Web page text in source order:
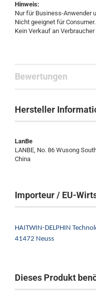
Hinweis:
Nur für Business-Anwender
Nicht geeignet für Consumer.
Kein Verkauf an
Bewertungen
Hersteller
LanBe
LANBE, No. 86 Wusong
China
Importeur / EU-
HAITWIN-DELPHIN
41472 Neuss
Dieses Produkt